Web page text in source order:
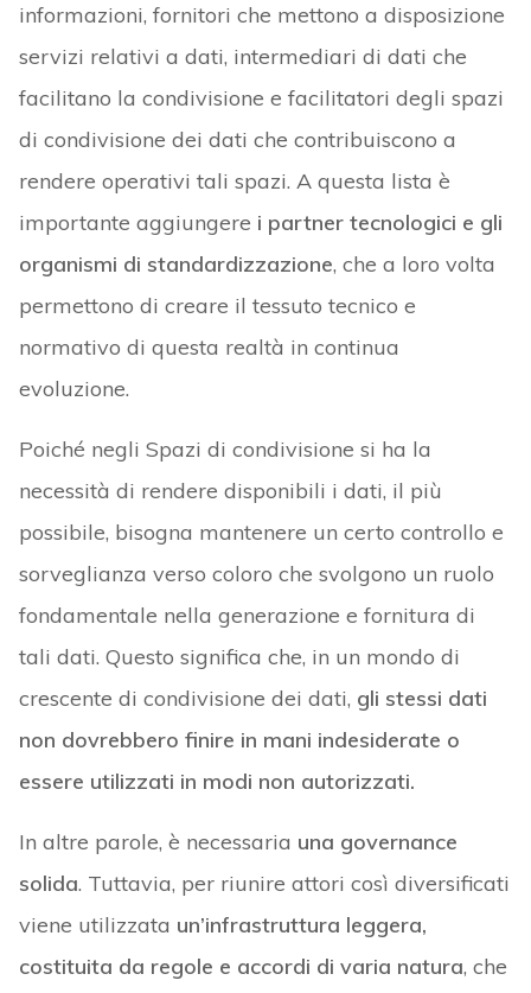
informazioni, fornitori che mettono a disposizione
servizi relativi a dati, intermediari di dati che
facilitano la condivisione e facilitatori degli spazi
di condivisione dei dati che contribuiscono a
rendere operativi tali spazi. A questa lista è
importante aggiungere i partner tecnologici e gli
organismi di standardizzazione, che a loro volta
permettono di creare il tessuto tecnico e
normativo di questa realtà in continua
evoluzione.
Poiché negli Spazi di condivisione si ha la
necessità di rendere disponibili i dati, il più
possibile, bisogna mantenere un certo controllo e
sorveglianza verso coloro che svolgono un ruolo
fondamentale nella generazione e fornitura di
tali dati. Questo significa che, in un mondo di
crescente di condivisione dei dati, gli stessi dati
non dovrebbero finire in mani indesiderate o
essere utilizzati in modi non autorizzati.
In altre parole, è necessaria una governance
solida. Tuttavia, per riunire attori così diversificati
viene utilizzata un’infrastruttura leggera,
costituita da regole e accordi di varia natura, che